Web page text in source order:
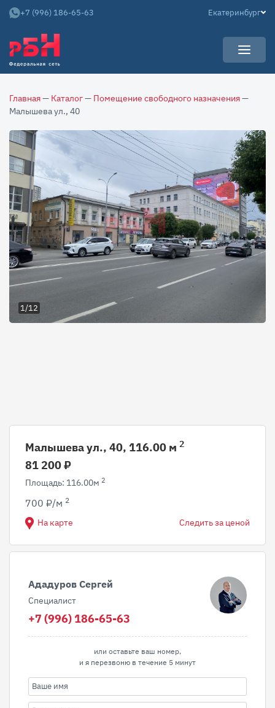
Арендаторам
Собственникам
НОВОСТИ
О КОМПАНИИ
О нас
Команда
Контакты
Отзывы
АРЕНДНЫЙ БИЗНЕС
+7 (996) 186-65-63 Екатеринбург
Главная— Каталог— Помещение свободного назначения—
Малышева ул., 40
1/12
Малышева ул., 40, 116.00 м 2
81 200 ₽
Площадь: 116.00м 2
700 ₽/м 2
На карте Следить за ценой
Ададуров Сергей
Специалист
+7 (996) 186-65-63
или оставьте ваш номер,
и я перезвоню в течение 5 минут